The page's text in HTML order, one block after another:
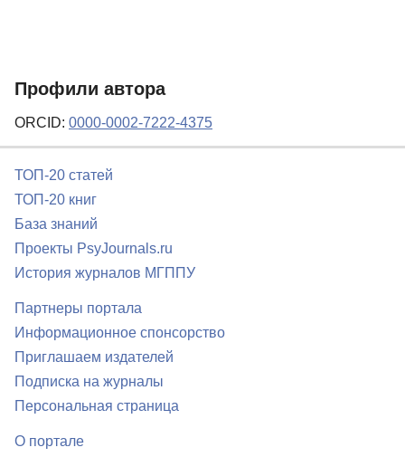
Профили автора
ORCID: 0000-0002-7222-4375
ТОП-20 статей
ТОП-20 книг
База знаний
Проекты PsyJournals.ru
История журналов МГППУ
Партнеры портала
Информационное спонсорство
Приглашаем издателей
Подписка на журналы
Персональная страница
О портале